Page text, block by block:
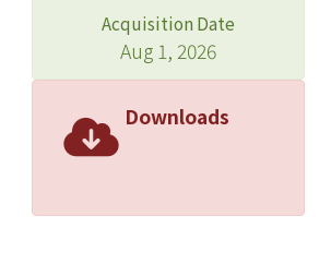
Acquisition Date
Aug 1, 2026
Downloads